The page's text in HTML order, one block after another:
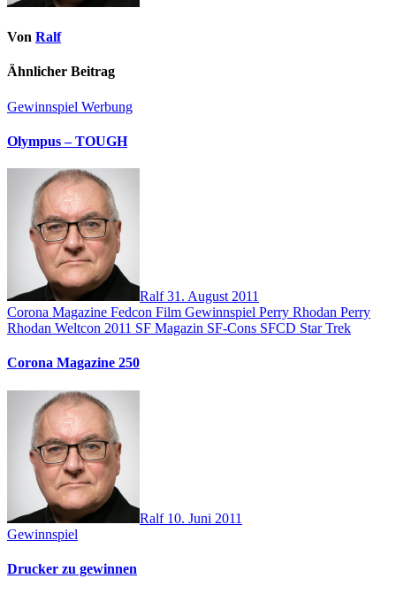
Von Ralf
Ähnlicher Beitrag
Gewinnspiel Werbung
Olympus – TOUGH
Ralf31. August 2011
Corona Magazine Fedcon Film Gewinnspiel Perry Rhodan Perry
Rhodan Weltcon 2011 SF Magazin SF-Cons SFCD Star Trek
Corona Magazine 250
Ralf 10. Juni 2011
Gewinnspiel
Drucker zu gewinnen